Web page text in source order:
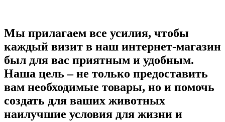
Мы прилагаем все усилия, чтобы
каждый визит в наш интернет-магазин
был для вас приятным и удобным.
Наша цель – не только предоставить
вам необходимые товары, но и помочь
создать для ваших животных
наилучшие условия для жизни и